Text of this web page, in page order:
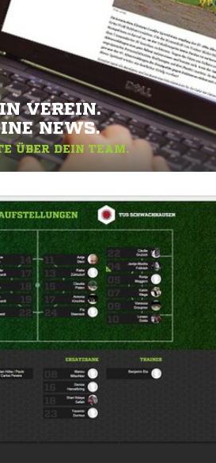
VEREIN.
NEWS.
ÜBER DEIN TEAM.